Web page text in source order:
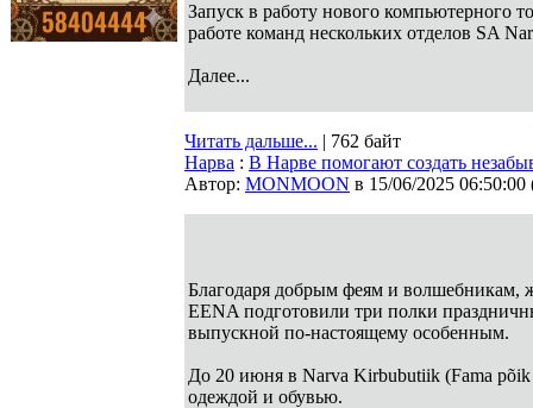
Запуск в работу нового компьютерного
работе команд нескольких отделов SA
Далее...
Читать дальше... | 762 байт
Нарва : В Нарве помогают создать
Автор: MONMOON в 15/06/2025 06:50:00
Благодаря добрым феям и
EENA подготовили три полки
выпускной по-настоящему особенным.
До 20 июня в Narva Kirbubutiik (Fama
одеждой и обувью.